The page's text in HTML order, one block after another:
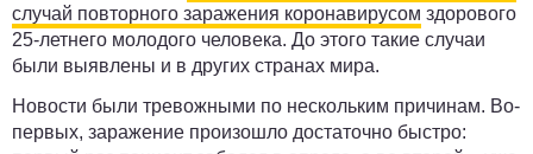
случай повторного заражения коронавирусом здорового
25-летнего молодого человека. До этого такие случаи
были выявлены и в других странах мира.
Новости были тревожными по нескольким причинам. Во-
первых, заражение произошло достаточно быстро: